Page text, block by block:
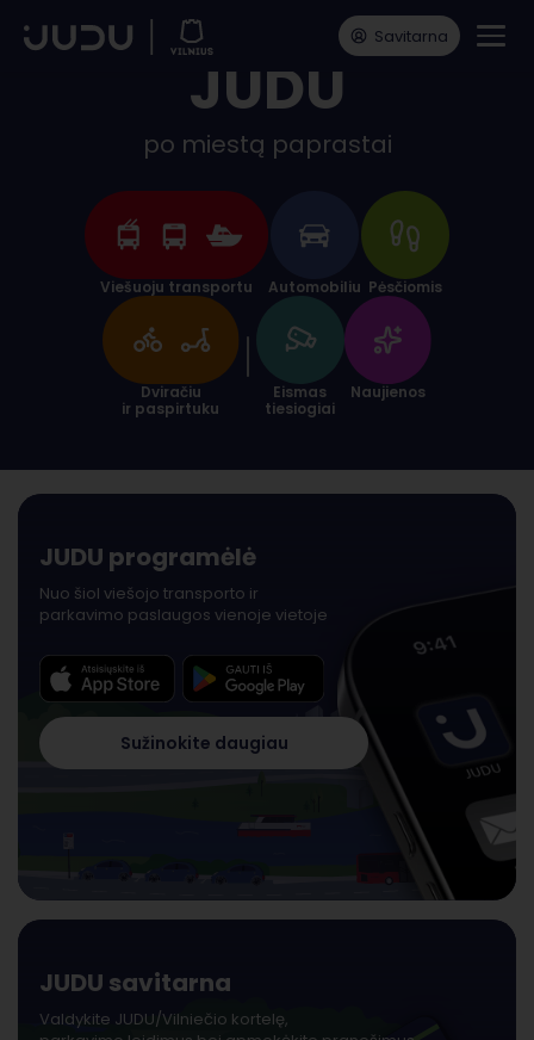
Savitarna
JUDU
po miestą paprastai
Viešuoju transportu Automobiliu Pėsčiomis
Dviračiu
ir paspirtuku
Eismas
tiesiogiai
Naujienos
JUDU programėlė
Nuo šiol viešojo transporto ir
parkavimo paslaugos vienoje vietoje
Sužinokite daugiau
JUDU savitarna
Valdykite JUDU/Vilniečio kortelę,